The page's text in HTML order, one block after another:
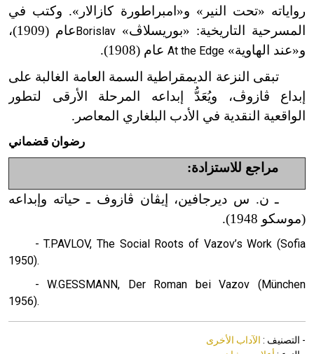
رواياته «تحت النير» و«امبراطورة كازالار». وكتب في
المسرحية التاريخية: «بوريسلاڤ» Borislav
عام (1909)،
و«عند الهاوية» At the Edge عام (1908).
تبقى النزعة الديمقراطية السمة العامة الغالبة على
إبداع ڤازوڤ، ويُعَدُّ إبداعه المرحلة الأرقى لتطور
الواقعية النقدية في الأدب البلغاري المعاصر.
رضوان قضماني
مراجع للاستزادة:
ـ ن. س ديرجافين، إيڤان ڤازوف ـ حياته وإبداعه
(موسكو 1948).
- T.PAVLOV, The Social Roots of Vazov’s Work (Sofia
1950).
- W.GESSMANN, Der Roman bei Vazov (München
1956).
- التصنيف : الآداب الأخرى